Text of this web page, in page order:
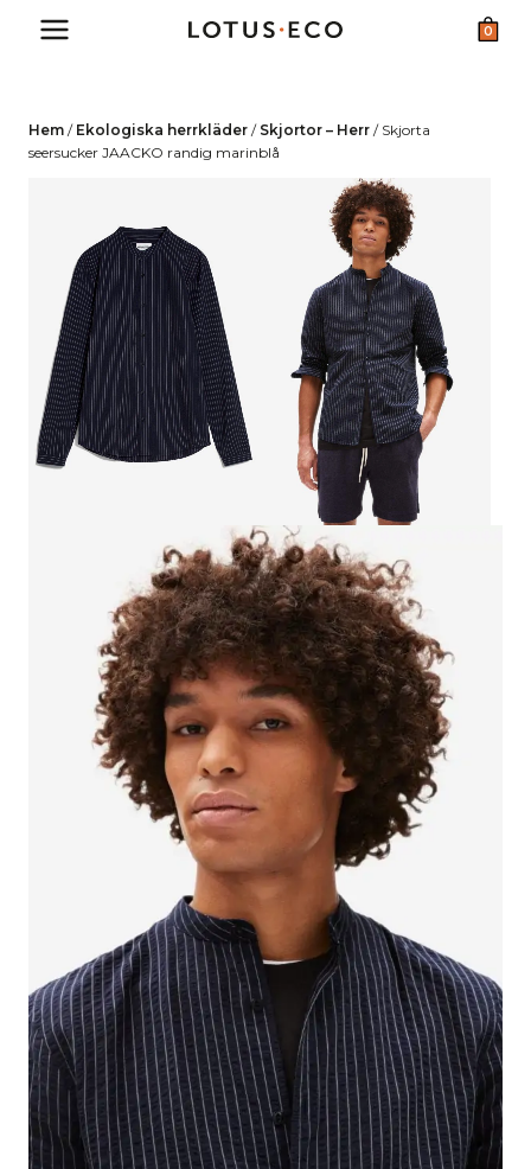
0
Hem / Ekologiska herrkläder / Skjortor – Herr / Skjorta
seersucker JAACKO randig marinblå